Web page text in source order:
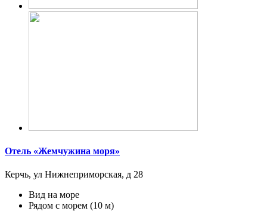
Отель «Жемчужина моря»
Керчь, ул Нижнеприморская, д 28
Вид на море
Рядом с морем (10 м)